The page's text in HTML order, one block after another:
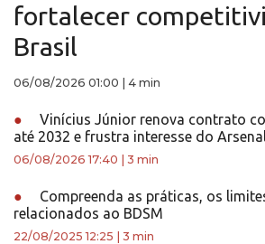
fortalecer
Brasil
06/08/2026 01:00 4 min
●
Vinícius Júnior renova contrato
até 2032 e frustra interesse do
06/08/2026 17:40 3 min
●
Compreenda as práticas, os
relacionados ao BDSM
22/08/2025 12:25 3 min